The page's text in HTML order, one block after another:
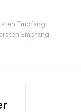
Empfang
Empfang